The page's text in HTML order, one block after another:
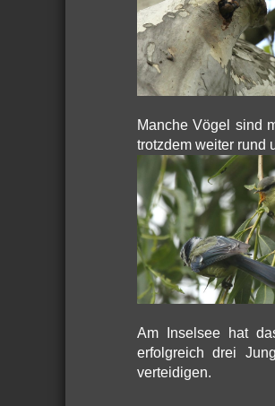
Manche Vögel sind
trotzdem weiter rund
Am Inselsee hat
erfolgreich drei
verteidigen.